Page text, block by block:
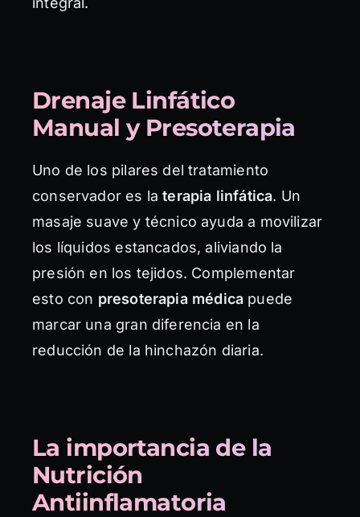
Drenaje Linfático
Manual y Presoterapia
Uno de los pilares del tratamiento
conservador es laterapia linfática. Un
masaje suave y técnico ayuda a movilizar
los líquidos estancados, aliviando la
presión en los tejidos. Complementar
esto con presoterapia médica puede
marcar una gran diferencia en la
reducción de la hinchazón diaria.
La importancia de la
Nutrición
Antiinflamatoria